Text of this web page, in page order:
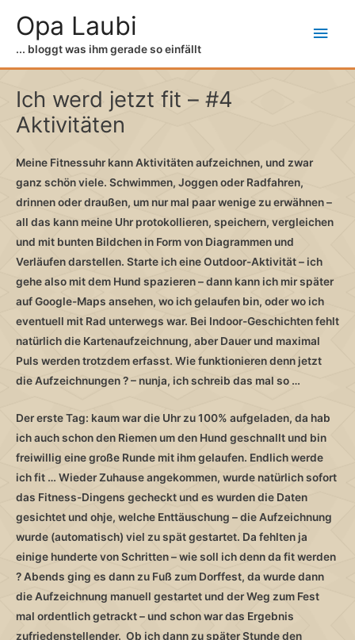
Inhalt
springen
Opa Laubi
... bloggt was ihm gerade so einfällt
Ich werd jetzt fit – #4
Aktivitäten
Meine Fitnessuhr kann Aktivitäten aufzeichnen, und zwar
ganz schön viele. Schwimmen, Joggen oder Radfahren,
drinnen oder draußen, um nur mal paar wenige zu erwähnen –
all das kann meine Uhr protokollieren, speichern, vergleichen
und mit bunten Bildchen in Form von Diagrammen und
Verläufen darstellen. Starte ich eine Outdoor-Aktivität – ich
gehe also mit dem Hund spazieren – dann kann ich mir später
auf Google-Maps ansehen, wo ich gelaufen bin, oder wo ich
eventuell mit Rad unterwegs war. Bei Indoor-Geschichten fehlt
natürlich die Kartenaufzeichnung, aber Dauer und maximal
Puls werden trotzdem erfasst. Wie funktionieren denn jetzt
die Aufzeichnungen ? – nunja, ich schreib das mal so …
Der erste Tag: kaum war die Uhr zu 100% aufgeladen, da hab
ich auch schon den Riemen um den Hund geschnallt und bin
freiwillig eine große Runde mit ihm gelaufen. Endlich werde
ich fit … Wieder Zuhause angekommen, wurde natürlich sofort
das Fitness-Dingens gecheckt und es wurden die Daten
gesichtet und ohje, welche Enttäuschung – die Aufzeichnung
wurde (automatisch) viel zu spät gestartet. Da fehlten ja
einige hunderte von Schritten – wie soll ich denn da fit werden
? Abends ging es dann zu Fuß zum Dorffest, da wurde dann
die Aufzeichnung manuell gestartet und der Weg zum Fest
mal ordentlich getrackt – und schon war das Ergebnis
zufriedenstellender. Ob ich dann zu später Stunde den